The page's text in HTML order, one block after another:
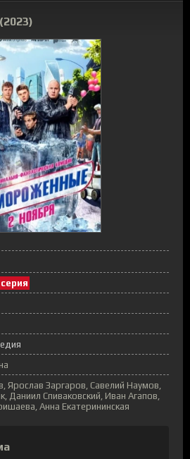
Ярослав Заргаров, Савелий Наумов,
Даниил Спиваковский, Иван Агапов,
Анна Екатерининская